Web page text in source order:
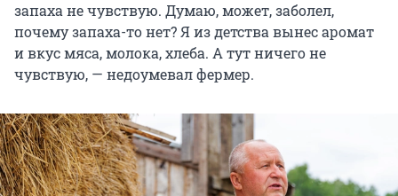
запаха не чувствую. Думаю, может, заболел,
почему запаха-то нет? Я из детства вынес аромат
и вкус мяса, молока, хлеба. А тут ничего не
чувствую, — недоумевал фермер.